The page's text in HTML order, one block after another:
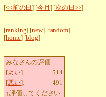
[<<前の日 ] [今月 ] [次の日>>]
[ranking] [new] [random]
[home] [blog]
みなさんの評価
[よい]:
514
[悪い]:
491
↑評価してください